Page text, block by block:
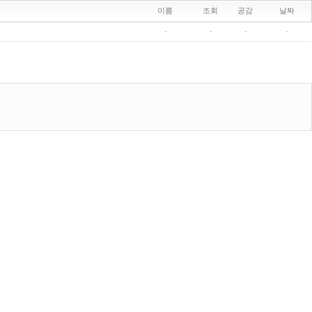
이름 조회 공감 날짜
- - - -